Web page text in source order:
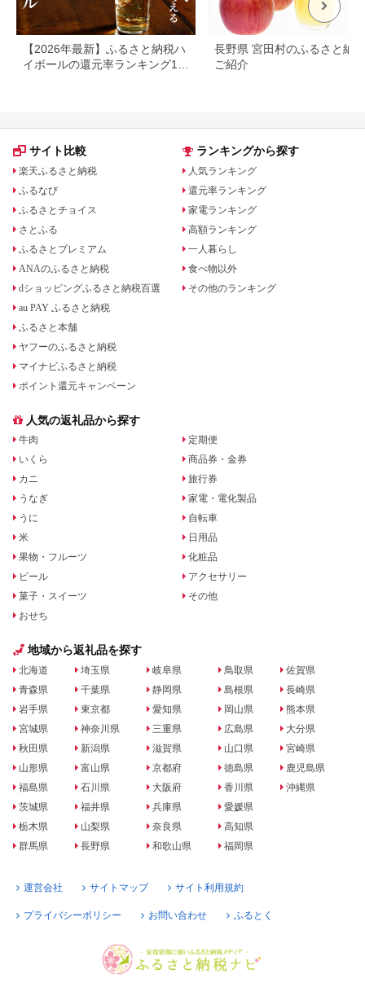
【2026年最新】ふるさと納税ハ
イボールの還元率ランキング10
長野県 宮田村のふるさと納
ご紹介
サイト比較
楽天ふるさと納税
ふるなび
ふるさとチョイス
さとふる
ふるさとプレミアム
ANAのふるさと納税
dショッピングふるさと納税百選
au PAY ふるさと納税
ふるさと本舗
ヤフーのふるさと納税
マイナビふるさと納税
ポイント還元キャンペーン
ランキングから探す
人気ランキング
還元率ランキング
家電ランキング
高額ランキング
一人暮らし
食べ物以外
その他のランキング
人気の返礼品から探す
牛肉
いくら
カニ
うなぎ
うに
米
果物・フルーツ
ビール
菓子・スイーツ
おせち
定期便
商品券・金券
旅行券
家電・電化製品
自転車
日用品
化粧品
アクセサリー
その他
地域から返礼品を探す
北海道
青森県
岩手県
宮城県
秋田県
山形県
福島県
茨城県
栃木県
群馬県
埼玉県
千葉県
東京都
神奈川県
新潟県
富山県
石川県
福井県
山梨県
長野県
岐阜県
静岡県
愛知県
三重県
滋賀県
京都府
大阪府
兵庫県
奈良県
和歌山県
鳥取県
島根県
岡山県
広島県
山口県
徳島県
香川県
愛媛県
高知県
福岡県
佐賀県
長崎県
熊本県
大分県
宮崎県
鹿児島県
沖縄県
運営会社 サイトマップ サイト利用規約
プライバシーポリシー お問い合わせ ふるとく